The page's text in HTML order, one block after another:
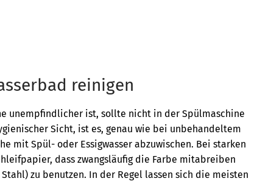
reinigen
unempfindlicher ist, sollte nicht in der Spülmaschine
Sicht, ist es, genau wie bei unbehandeltem
mit Spül- oder Essigwasser abzuwischen. Bei starken
dass zwangsläufig die Farbe mitabreiben
zu benutzen. In der Regel lassen sich die meisten